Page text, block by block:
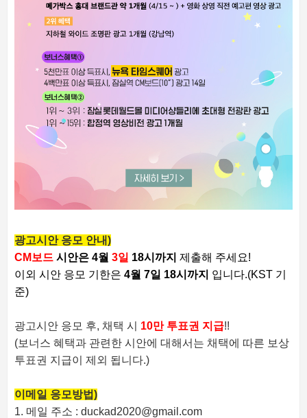
광고시안 응모 안내)
CM보드 시안은 4월 3일 18시까지 제출해 주세요!
이외 시안 응모 기한은 4월 7일 18시까지 입니다.(KST 기
준)
광고시안 응모 후, 채택 시 10만 투표권 지급!!
(보너스 혜택과 관련한 시안에 대해서는 채택에 따른 보상
투표권 지급이 제외 됩니다.)
이메일 응모방법)
1. 메일 주소 : duckad2020@gmail.com